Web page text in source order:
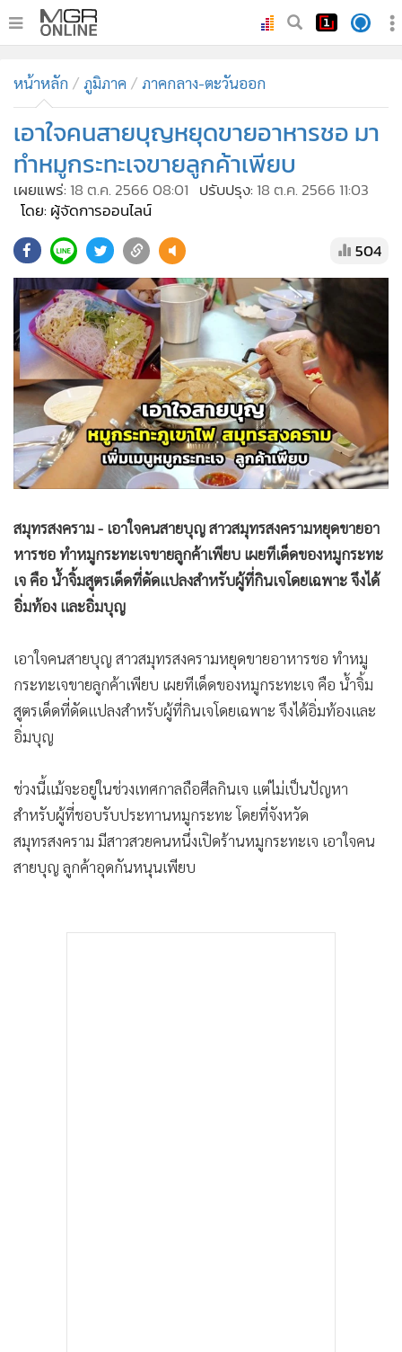
ทันเหตุการณ์
• ภาคใต้
ภูมิภาค
Online Section
บันเทิง
• ผู้จัดการรายวัน
• คอลัมนิสต์
• ละคร
• CbizReview
• Cyber BIZ
• ผู้จัดกวน
• Good health & Well-being
• Green Innovation & SD
• Management & HR
• MGR Live
การเมือง
ท่องเที่ยว
• กีฬา
• Special Scoop
• เศรษฐกิจ-ธุรกิจ
• จีน
• ชุมชน-คุณภาพชีวิต
• Motoring
• เกม
• วิทยาศาสตร์
• SMEs
อินโดจีน
หน้าหลัก ภูมิภาค ภาคกลาง-ตะวันออก
เอาใจคนสายบุญหยุดขายอาหารชอ มา
ทำหมูกระทะเจขายลูกค้าเพียบ
เผยแพร่: 18 ต.ค. 2566 08:01 ปรับปรุง: 18 ต.ค. 2566 11:03
โดย: ผู้จัดการออนไลน์
504
สมุทรสงคราม - เอาใจคนสายบุญ สาวสมุทรสงครามหยุดขายอา
หารชอ ทำหมูกระทะเจขายลูกค้าเพียบ เผยทีเด็ดของหมูกระทะ
เจ คือ น้ำจิ้มสูตรเด็ดที่ดัดแปลงสำหรับผู้ที่กินเจโดยเฉพาะ จึงได้
อิ่มท้อง และอิ่มบุญ
เอาใจคนสายบุญ สาวสมุทรสงครามหยุดขายอาหารชอ ทำหมู
กระทะเจขายลูกค้าเพียบ เผยทีเด็ดของหมูกระทะเจ คือ น้ำจิ้ม
สูตรเด็ดที่ดัดแปลงสำหรับผู้ที่กินเจโดยเฉพาะ จึงได้อิ่มท้องและ
อิ่มบุญ
ช่วงนี้แม้จะอยู่ในช่วงเทศกาลถือศีลกินเจ แต่ไม่เป็นปัญหา
สำหรับผู้ที่ชอบรับประทานหมูกระทะ โดยที่จังหวัด
สมุทรสงคราม มีสาวสวยคนหนึ่งเปิดร้านหมูกระทะเจ เอาใจคน
สายบุญ ลูกค้าอุดกันหนุนเพียบ